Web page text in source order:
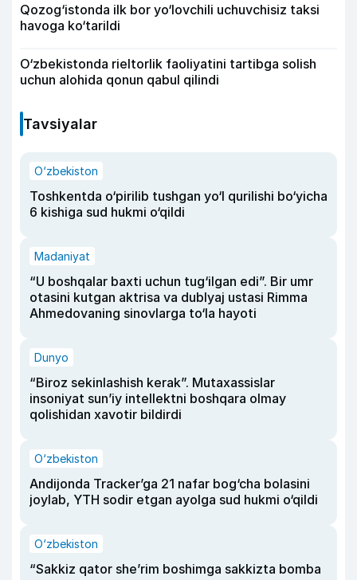
Qozog‘istonda ilk bor yo‘lovchili uchuvchisiz taksi
havoga ko‘tarildi
O‘zbekistonda rieltorlik faoliyatini tartibga solish
uchun alohida qonun qabul qilindi
Tavsiyalar
O‘zbekiston
Toshkentda o‘pirilib tushgan yo‘l qurilishi bo‘yicha
6 kishiga sud hukmi o‘qildi
Madaniyat
“U boshqalar baxti uchun tug‘ilgan edi”. Bir umr
otasini kutgan aktrisa va dublyaj ustasi Rimma
Ahmedovaning sinovlarga to‘la hayoti
Dunyo
“Biroz sekinlashish kerak”. Mutaxassislar
insoniyat sun’iy intellektni boshqara olmay
qolishidan xavotir bildirdi
O‘zbekiston
Andijonda Tracker’ga 21 nafar bog‘cha bolasini
joylab, YTH sodir etgan ayolga sud hukmi o‘qildi
O‘zbekiston
“Sakkiz qator she’rim boshimga sakkizta bomba